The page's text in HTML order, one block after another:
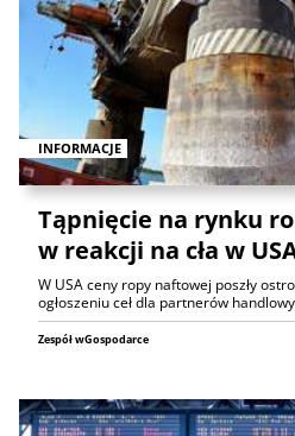
INFORMACJE
Tąpnięcie na rynku
w reakcji na cła w
W USA ceny ropy naftowej poszły
ogłoszeniu ceł dla partnerów
Zespół wGospodarce